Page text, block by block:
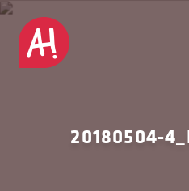
20180504-